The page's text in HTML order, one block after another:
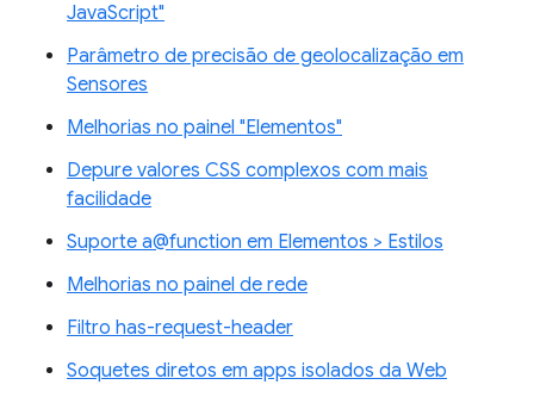
JavaScript"
Parâmetro de precisão de geolocalização em
Sensores
Melhorias no painel "Elementos"
Depure valores CSS complexos com mais
facilidade
Suporte a@function em Elementos > Estilos
Melhorias no painel de rede
Filtro has-request-header
Soquetes diretos em apps isolados da Web